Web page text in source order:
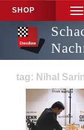
SHOP
tag: Nihal